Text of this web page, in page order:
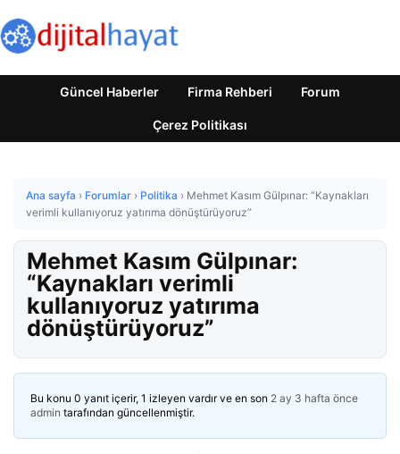
Güncel Haberler Firma Rehberi Forum
Çerez Politikası
Ana sayfa › Forumlar › Politika › Mehmet Kasım Gülpınar: “Kaynakları
verimli kullanıyoruz yatırıma dönüştürüyoruz”
Mehmet Kasım Gülpınar:
“Kaynakları verimli
kullanıyoruz yatırıma
dönüştürüyoruz”
Bu konu 0 yanıt içerir, 1 izleyen vardır ve en son 2 ay 3 hafta önce
admin tarafından güncellenmiştir.